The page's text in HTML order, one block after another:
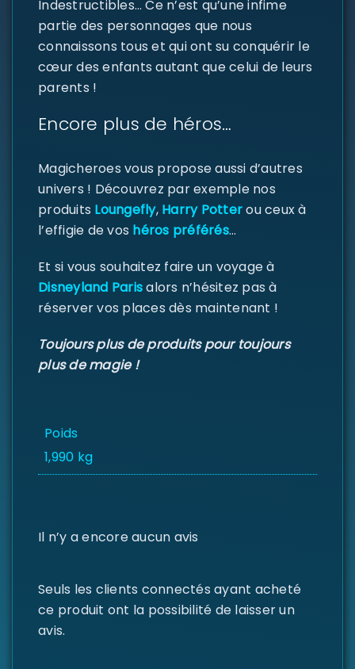
CONNECTER
ou e-mail*
de passe *
Se souvenir de moi
SE CONNECTER
Indestructibles… Ce n’est qu’une infime
partie des personnages que nous
connaissons tous et qui ont su conquérir le
cœur des enfants autant que celui de leurs
parents !
Encore plus de héros…
Magicheroes vous propose aussi d’autres
univers ! Découvrez par exemple nos
produits Loungefly,Harry Potterou ceux à
l’effigie de vos héros préférés…
Et si vous souhaitez faire un voyage à
Disneyland Parisalors n’hésitez pas à
réserver vos places dès maintenant !
Toujours plus de produits pour toujours
plus de magie !
Poids
1,990 kg
Il n’y a encore aucun avis
Seuls les clients connectés ayant acheté
ce produit ont la possibilité de laisser un
avis.